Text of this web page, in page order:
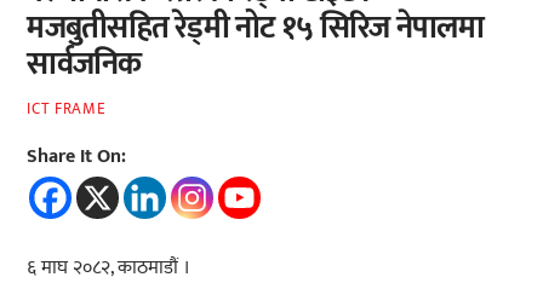
मजबुतीसहित रेड्मी नोट १५ सिरिज नेपालमा
सार्वजनिक
ICT FRAME
Share It On:
६ माघ २०८२, काठमाडौं ।